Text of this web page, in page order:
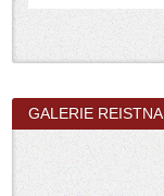
GALERIE REISTNA